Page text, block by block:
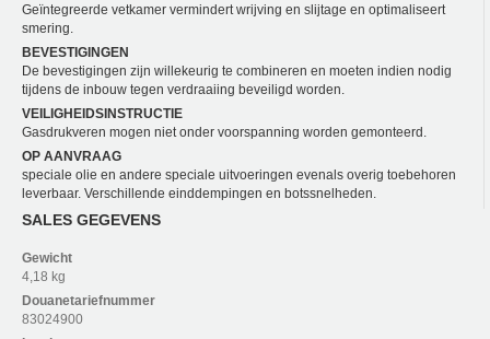
Geïntegreerde vetkamer vermindert wrijving en slijtage en optimaliseert
smering.
BEVESTIGINGEN
De bevestigingen zijn willekeurig te combineren en moeten indien nodig
tijdens de inbouw tegen verdraaiing beveiligd worden.
VEILIGHEIDSINSTRUCTIE
Gasdrukveren mogen niet onder voorspanning worden gemonteerd.
OP AANVRAAG
speciale olie en andere speciale uitvoeringen evenals overig toebehoren
leverbaar. Verschillende einddempingen en botssnelheden.
SALES GEGEVENS
Gewicht
4,18 kg
Douanetariefnummer
83024900